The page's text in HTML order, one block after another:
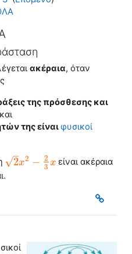
ακέραια, όταν
της πρόσθεσης και
και
της είναιφυσικοί
2
–
√ x2 − 2
3 x
2x2−2 3x
είναι ακέραια